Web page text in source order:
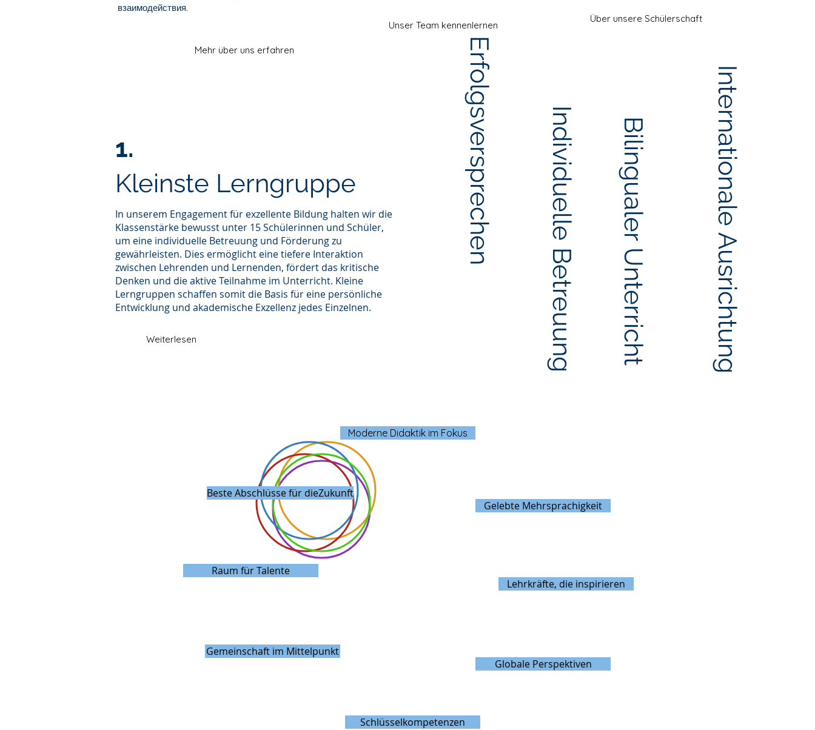
взаимодействия.
Mehr über uns erfahren
Unser Team kennenlernen
Über unsere Schülerschaft
Erfolgsversprechen
Weiterlesen
1.
Kleinste Lerngruppe
In unserem Engagement für exzellente Bildung halten wir die
Klassenstärke bewusst unter 15 Schülerinnen und Schüler,
um eine individuelle Betreuung und Förderung zu
gewährleisten. Dies ermöglicht eine tiefere Interaktion
zwischen Lehrenden und Lernenden, fördert das kritische
Denken und die aktive Teilnahme im Unterricht. Kleine
Lerngruppen schaffen somit die Basis für eine persönliche
Entwicklung und akademische Exzellenz jedes Einzelnen.
Individuelle BetreuungBilingualer Unterricht Internationale Ausrichtung
Moderne Didaktik im Fokus
Gelebte Mehrsprachigkeit
Lehrkräfte, die inspirieren
Globale Perspektiven
Schlüsselkompetenzen
Gemeinschaft im Mittelpunkt
Raum für Talente
Beste Abschlüsse für dieZukunft